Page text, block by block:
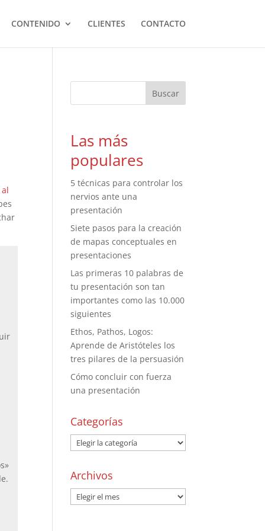
CONTENIDO CLIENTES CONTACTO
Las más
populares
5 técnicas para controlar los
nervios ante una
presentación
Siete pasos para la creación
de mapas conceptuales en
presentaciones
Las primeras 10 palabras de
tu presentación son tan
importantes como las 10.000
siguientes
Ethos, Pathos, Logos:
Aprende de Aristóteles los
tres pilares de la persuasión
Cómo concluir con fuerza
una presentación
Categorías
Archivos